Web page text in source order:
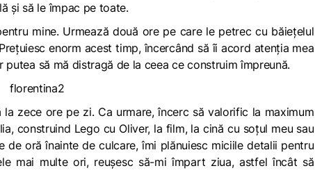
și să le împac pe toate.
mine. Urmează două ore pe care le petrec cu băiețelul
enorm acest timp, încercând să îi acord atenția mea
să mă distragă de la ceea ce construim împreună.
zece ore pe zi. Ca urmare, încerc să valorific la maximum
construind Lego cu Oliver, la film, la cină cu soțul meu sau
oră înainte de culcare, îmi plănuiesc miciile detalii pentru
mai multe ori, reușesc să-mi împart ziua, astfel încât să